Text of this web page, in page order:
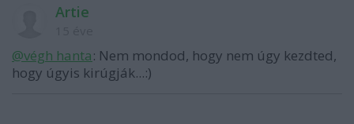
Artie
@végh hanta: Nem mondod, hogy nem úgy kezdted,
hogy úgyis kirúgják...:)